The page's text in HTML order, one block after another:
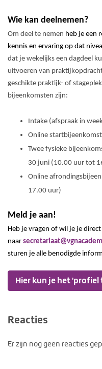
Wie kan deelnemen?
Om deel te nemen heb je een
kennis en ervaring op dat
dat je wekelijks een dagdeel
uitvoeren van
geschikte praktijk- of
bijeenkomsten zijn:
Intake (afspraak in
Online
Twee fysieke
30 juni (10.00 uur tot
Online
17.00 uur)
Meld je aan!
Heb je vragen of wil je je
naar
sturen je alle benodigde
Hier kun je het
Reacties
Er zijn nog geen reacties